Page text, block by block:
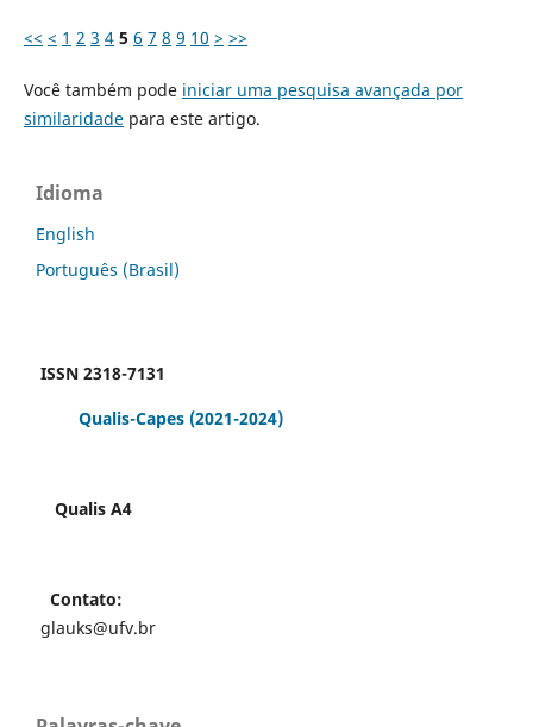
<< < 1 2 3 4 5 6 7 8 9 10 > >>
Você também pode iniciar uma pesquisa avançada por
similaridadepara este artigo.
Idioma
English
Português (Brasil)
ISSN 2318-7131
Qualis-Capes (2021-2024)
Qualis A4
Contato:
glauks@ufv.br